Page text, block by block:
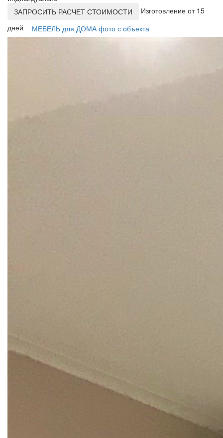
ЗАПРОСИТЬ РАСЧЕТ СТОИМОСТИ
Изготовление от 15
дней
МЕБЕЛЬ для ДОМА фото с объекта